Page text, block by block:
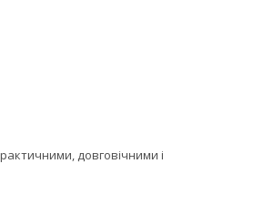
довговічними і